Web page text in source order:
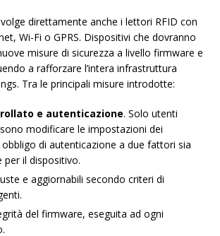
direttamente anche i lettori RFID con
Wi-Fi o GPRS. Dispositivi che dovranno
misure di sicurezza a livello firmware e
a rafforzare l’intera infrastruttura
Tra le principali misure introdotte:
e autenticazione. Solo utenti
modificare le impostazioni dei
di autenticazione a due fattori sia
per il dispositivo.
e aggiornabili secondo criteri di
del firmware, eseguita ad ogni